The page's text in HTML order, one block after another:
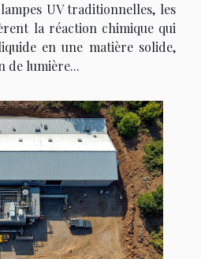
UV traditionnelles, les
la réaction chimique qui
en une matière solide,
de lumière...